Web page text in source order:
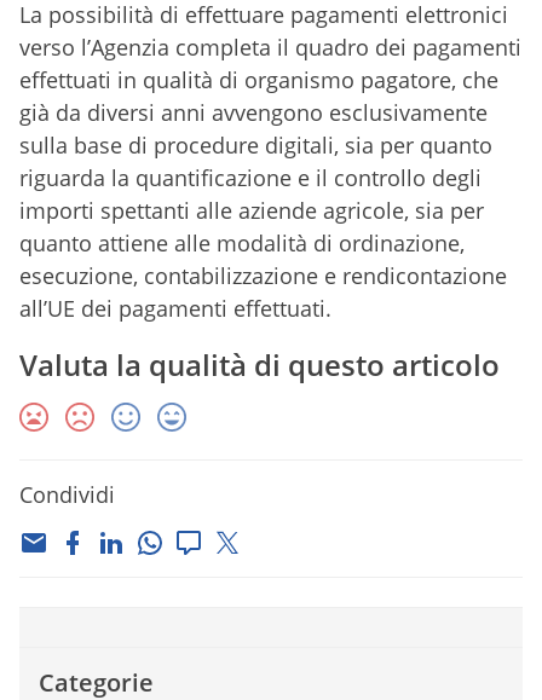
La possibilità di effettuare pagamenti elettronici
verso l’Agenzia completa il quadro dei pagamenti
effettuati in qualità di organismo pagatore, che
già da diversi anni avvengono esclusivamente
sulla base di procedure digitali, sia per quanto
riguarda la quantificazione e il controllo degli
importi spettanti alle aziende agricole, sia per
quanto attiene alle modalità di ordinazione,
esecuzione, contabilizzazione e rendicontazione
all’UE dei pagamenti effettuati.
Valuta la qualità di questo articolo
Condividi
Categorie